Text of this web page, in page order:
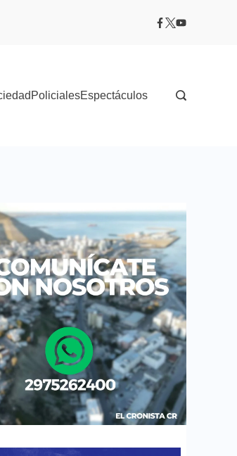
PolicialesEspectáculos